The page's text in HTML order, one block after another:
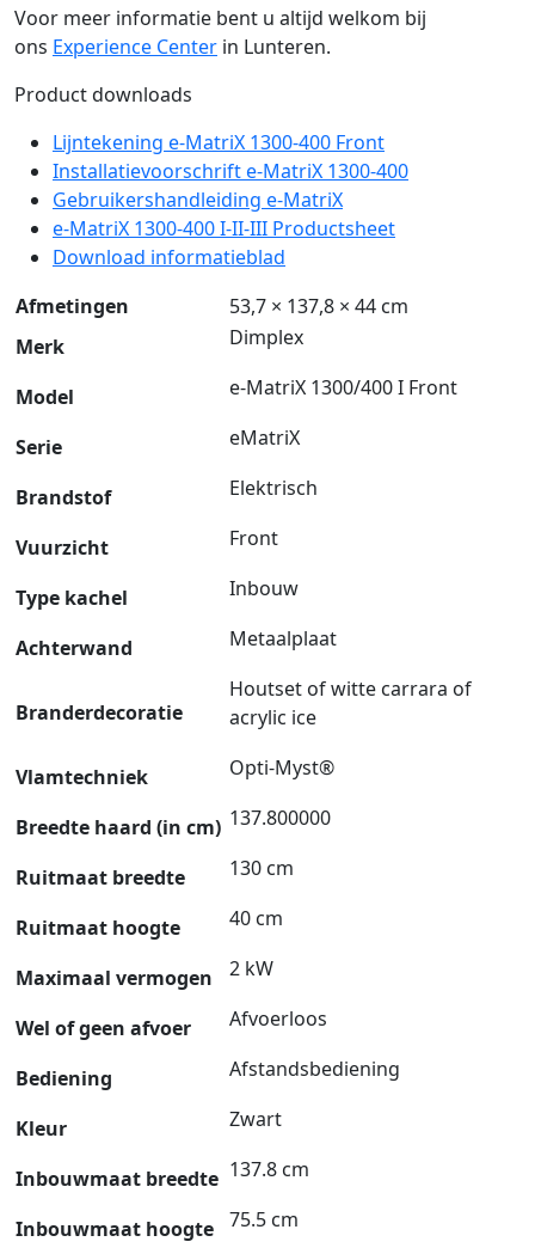
Voor meer informatie bent u altijd welkom bij
ons Experience Center in Lunteren.
Product downloads
Lijntekening e-MatriX 1300-400 Front
Installatievoorschrift e-MatriX 1300-400
Gebruikershandleiding e-MatriX
e-MatriX 1300-400 I-II-III Productsheet
Download informatieblad
Afmetingen
53,7 × 137,8 × 44 cm
Merk
Dimplex
Model e-MatriX 1300/400 I Front
Serie eMatriX
Brandstof Elektrisch
Vuurzicht Front
Type kachel Inbouw
Achterwand Metaalplaat
Branderdecoratie
Houtset of witte carrara of
acrylic ice
Vlamtechniek Opti-Myst®
Breedte haard (in cm) 137.800000
Ruitmaat breedte 130 cm
Ruitmaat hoogte 40 cm
Maximaal vermogen 2 kW
Wel of geen afvoer Afvoerloos
Bediening Afstandsbediening
Kleur Zwart
Inbouwmaat breedte 137.8 cm
Inbouwmaat hoogte 75.5 cm